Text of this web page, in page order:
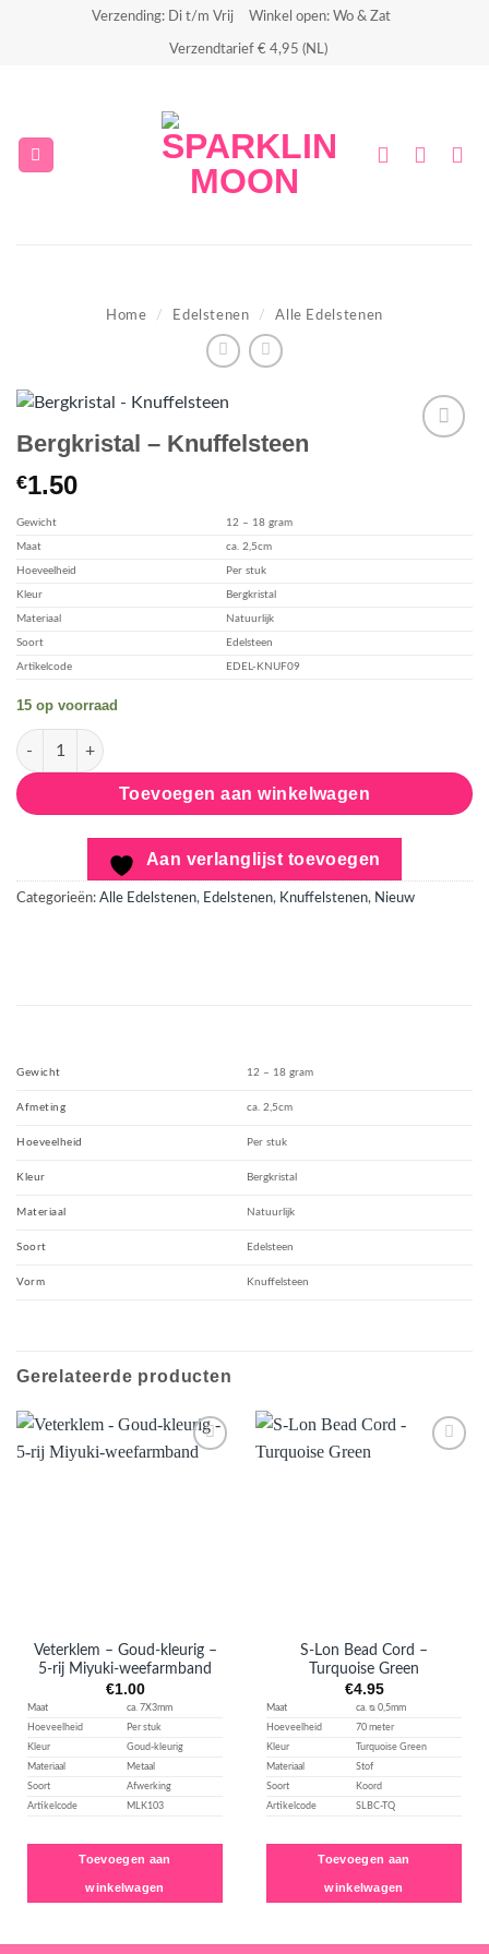
Verzending: Di t/m Vrij Winkel open: Wo & Zat
Verzendtarief € 4,95 (NL)
Home / Edelstenen / Alle Edelstenen
Bergkristal – Knuffelsteen
€1.50
Gewicht 12 – 18 gram
Maat ca. 2,5cm
Hoeveelheid Per stuk
Kleur Bergkristal
Materiaal Natuurlijk
Soort Edelsteen
Artikelcode EDEL-KNUF09
15 op voorraad
Bergkristal - Knuffelsteen aantal
Toevoegen aan winkelwagen
Aan verlanglijst toevoegen
Categorieën: Alle Edelstenen, Edelstenen, Knuffelstenen, Nieuw
Gewicht 12 – 18 gram
Afmeting ca. 2,5cm
Hoeveelheid Per stuk
Kleur Bergkristal
Materiaal Natuurlijk
Soort Edelsteen
Vorm Knuffelsteen
Gerelateerde producten
Veterklem – Goud-kleurig –
5-rij Miyuki-weefarmband
€1.00
Maat
ca. 7X3mm
Hoeveelheid
Per stuk
Kleur
Goud-kleurig
Materiaal
Metaal
Soort
Afwerking
Artikelcode
MLK103
Toevoegen aan
winkelwagen
S-Lon Bead Cord –
Turquoise Green
€4.95
Maat
ca. ᴓ 0,5mm
Hoeveelheid
70 meter
Kleur
Turquoise Green
Materiaal
Stof
Soort
Koord
Artikelcode
SLBC-TQ
Toevoegen aan
winkelwagen